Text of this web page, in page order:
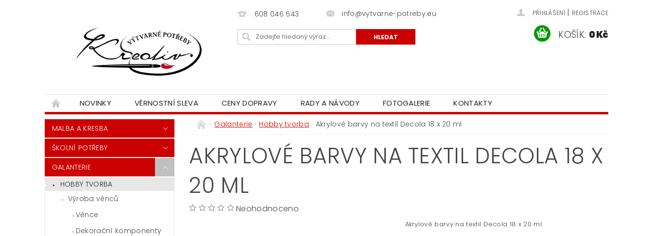
608 046 543 info@vytvarne-potreby.eu PŘIHLÁŠENÍ | REGISTRACE
KOŠÍK: 0 Kč
NOVINKY VĚRNOSTNÍ SLEVA CENY DOPRAVY RADY A NÁVODY FOTOGALERIE KONTAKTY
MALBA A KRESBA
ŠKOLNÍ POTŘEBY
GALANTERIE
HOBBY TVORBA
Výroba věnců
Věnce
Dekorační komponenty
Galanterie Hobby tvorba Akrylové barvy na textil Decola 18 x 20 ml
AKRYLOVÉ BARVY NA TEXTIL DECOLA 18 X
20 ML
Neohodnoceno
Akrylové barvy na textil Decola 18 x 20 ml.